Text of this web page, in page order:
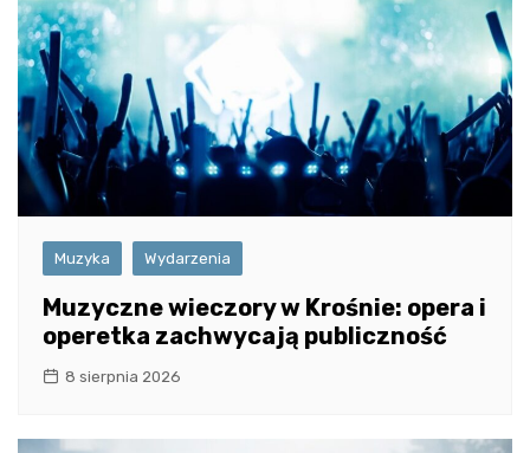
Muzyka Wydarzenia
Muzyczne wieczory w Krośnie: opera i
operetka zachwycają publiczność
8 sierpnia 2026